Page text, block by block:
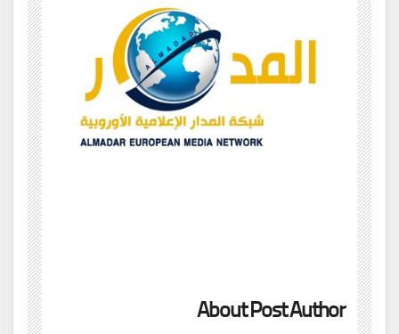
About Post Author